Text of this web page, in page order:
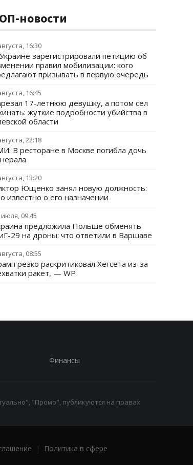
новости
16:30
зарегистрировали петицию об
правил мобилизации: кого
призывать в первую очередь
16:45
17-летнюю девушку, а потом сел
жуткие подробности убийства в
области
22:18
В ресторане в Москве погибла дочь
13:20
Ющенко занял новую должность:
известно о его назначении
09:45
предложила Польше обменять
29 на дроны: что ответили в Варшаве
08:55
резко раскритиковал Хегсета из-за
ракет, — WP
Финансы
"Промо", публикуются на правах
|
Политика в сфере